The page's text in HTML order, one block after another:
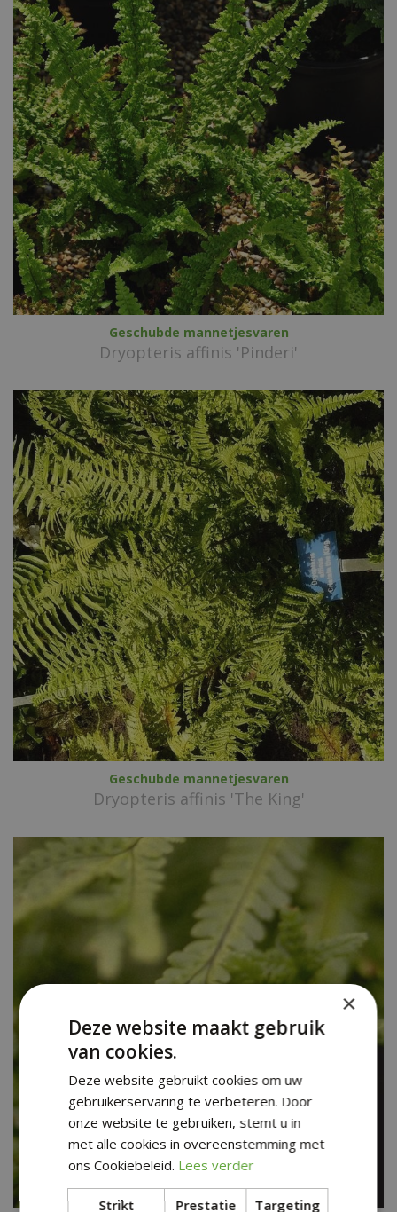
Geschubde mannetjesvaren
Dryopteris affinis 'Pinderi'
Geschubde mannetjesvaren
Dryopteris affinis 'The King'
×
Deze website maakt gebruik
van cookies.
Deze website gebruikt cookies om uw
gebruikerservaring te verbeteren. Door
onze website te gebruiken, stemt u in
met alle cookies in overeenstemming met
ons Cookiebeleid. Lees verder
Strikt
Prestatie Targeting